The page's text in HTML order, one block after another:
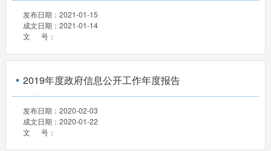
发布日期： 2021-01-15
成文日期： 2021-01-14
文 号：
2019年度政府信息公开工作年度报告
发布日期： 2020-02-03
成文日期： 2020-01-22
文 号：